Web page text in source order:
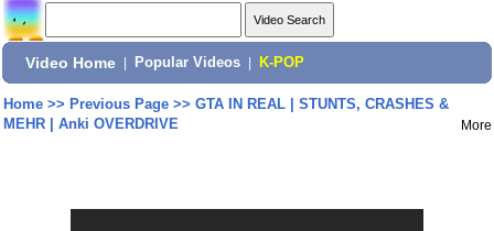
Video Home Popular Videos K-POP
Home>> Previous Page>> GTA IN REAL | STUNTS, CRASHES &
MEHR | Anki OVERDRIVE
More